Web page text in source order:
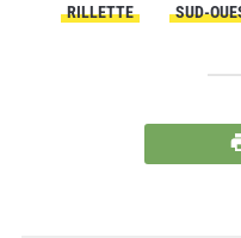
RILLETTE
SUD-